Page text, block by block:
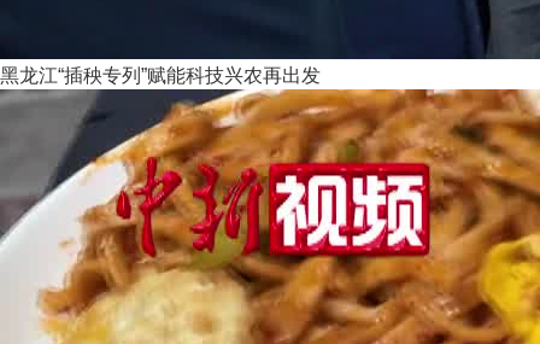
黑龙江“插秧专列”赋能科技兴农再出发